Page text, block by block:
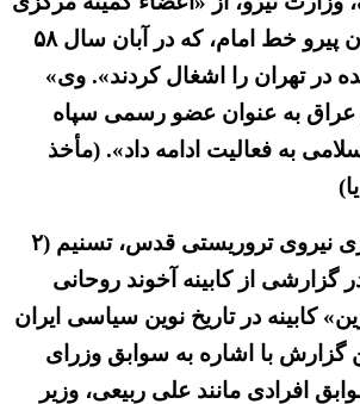
دانشجویان مسلمان پیرو خط امام، که در آبان سال ۵۸
در تهران را اشغال کردند». وی»
به عنوان عضو رسمی سپاه
به فعالیت ادامه داد». (مأخذ
پیشتر نیز خبرگزاری نیروی تروریستی قدس، تسنیم (۲
۱۳۹۶) در گزارشی از کابینه آخوند روحانی
کابینه در تاریخ نوین سیاسی ایران
گزارش با اشاره به سوابق وزرای
افرادی مانند علی ربیعی، وزیر